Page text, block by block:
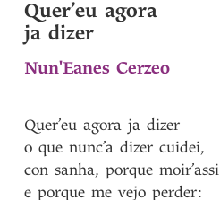
Quer’eu agora
ja dizer
Nun'Eanes Cerzeo
Quer’eu agora ja dizer
o que nunc’a dizer cuidei,
con sanha, porque moir’assi
e porque me vejo perder: